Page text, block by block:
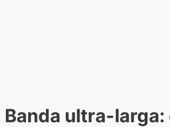
Banda ultra-